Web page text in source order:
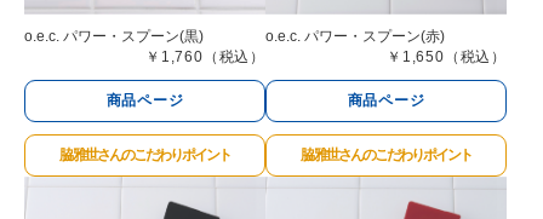
o.e.c. パワー・スプーン(黒)
￥1,760（税込）
商品ページ
脇 雅世さんのこだわりポイント
o.e.c. パワー・スプーン(赤)
￥1,650（税込）
商品ページ
脇 雅世さんのこだわりポイント